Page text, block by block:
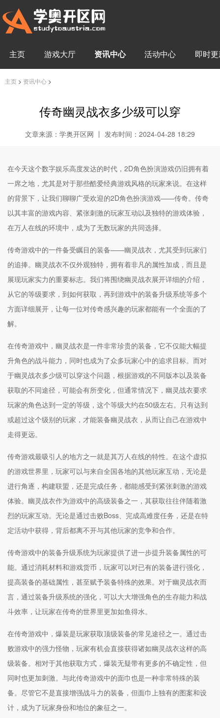
主页 游戏大厅 资讯中心 活动中心 即时
主页 > 资讯中心 >
传奇幽灵战衣多少级可以穿
文章来源：学奥开区网 丨 发布时间：2024-04-28 18:29
在今天这个数字娱乐高度发达的时代，2D角色扮演游戏仍旧拥有着
一席之地，尤其是对于那些酷爱经典游戏风格的玩家来说。在这样
的背景下，让我们聊聊广受欢迎的2D角色扮演游戏——传奇。传奇
以其丰富的游戏内容、紧张刺激的玩家互动以及独特的游戏体验，
在万人在线的环境中，成为了无数玩家的共同选择。
传奇游戏中的一件备受瞩目的装备——幽灵战衣，尤其受到玩家们
的追捧。幽灵战衣不仅外观独特，拥有着非凡的属性加成，而且是
展现玩家实力的重要标志。我们将围绕幽灵战衣展开详细的介绍，
从它的等级要求，到如何获取，再到游戏中的装备升级系统等多个
方面详细展开，让每一位对传奇感兴趣的玩家都能有一个全面的了
解。
在传奇游戏中，幽灵战衣是一件非常珍贵的装备，它不仅能大幅提
升角色的战斗能力，同时也成为了众多玩家心中的追求目标。而对
于幽灵战衣多少级可以穿这个问题，根据游戏的不同版本以及装备
获取的不同途径，可能会有所变化，但通常情况下，幽灵战衣要求
玩家的角色达到一定的等级，这个等级大约在50级左右。只有达到
或超过这个级别的玩家，才能装备幽灵战衣，从而让自己在游戏中
走得更远。
传奇游戏最吸引人的地方之一就是其万人在线的特性。在这个虚拟
的游戏世界里，玩家可以与来自全国各地的其他玩家互动，无论是
进行角逐，构建联盟，还是完成任务，都能感受到紧张刺激的游戏
体验。幽灵战衣作为游戏中的高级装备之一，其获取往往伴随着激
烈的玩家互动。无论是通过击败Boss、完成高难度任务，还是在特
定活动中获得，背后都离不开与其他玩家的竞争和合作。
传奇游戏中的装备升级系统为玩家提供了进一步提升装备属性的可
能。通过消耗材料和游戏货币，玩家可以对已有的装备进行强化，
提高装备的基础属性，甚至赋予装备特殊的效果。对于幽灵战衣而
言，通过装备升级系统的强化，可以大大增强角色的生存能力和战
斗效率，让玩家在传奇的世界里更加如鱼得水。
在传奇游戏中，爆装是玩家获取顶级装备的常见途径之一。通过击
败游戏中的强力怪物，玩家有机会直接获得诸如幽灵战衣这样的高
级装备。相对于其他获取方式，爆装无疑带有更多的不确定性，但
同时也更加刺激。与此传奇游戏中的面巾也是一种非常特殊的装
备。尽管它不是直接增强战斗力的装备，但面巾上独有的图案和设
计，成为了玩家身份和地位的象征之一。